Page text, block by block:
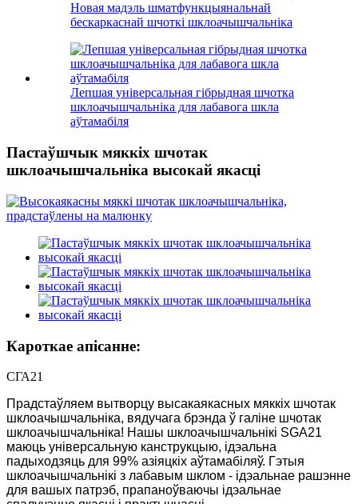
Новая мадэль шматфункцыянальнай
бескаркаснай шчоткі шклоачышчальніка
Лепшая універсальная гібрыдная шчотка
шклоачышчальніка для лабавога шкла
аўтамабіля
Пастаўшчык мяккіх шчотак
шклоачышчальніка высокай якасці
Кароткае апісанне:
СГА21
Прадстаўляем вытворцу высакаякасных мяккіх шчотак
шклоачышчальніка, вядучага брэнда ў галіне шчотак
шклоачышчальніка! Нашы шклоачышчальнікі SGA21
маюць універсальную канструкцыю, ідэальна
падыходзяць для 99% азіяцкіх аўтамабіляў. Гэтыя
шклоачышчальнікі з лабавым шклом - ідэальнае рашэнне
для вашых патрэб, прапаноўваючы ідэальнае